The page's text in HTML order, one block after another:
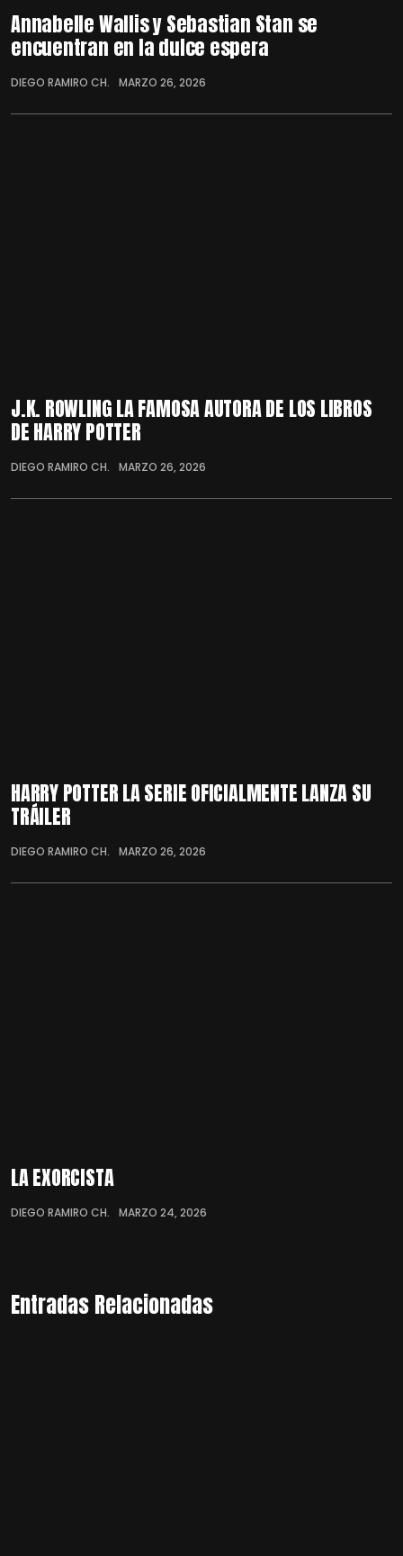
Annabelle Wallis y Sebastian Stan se
encuentran en la dulce espera
DIEGO RAMIRO CH. MARZO 26, 2026
J.K. ROWLING LA FAMOSA AUTORA DE LOS LIBROS
DE HARRY POTTER
DIEGO RAMIRO CH. MARZO 26, 2026
HARRY POTTER LA SERIE OFICIALMENTE LANZA SU
TRÁILER
DIEGO RAMIRO CH. MARZO 26, 2026
LA EXORCISTA
DIEGO RAMIRO CH. MARZO 24, 2026
Entradas Relacionadas